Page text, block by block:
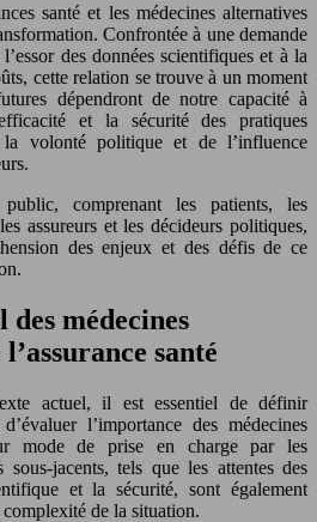
santé et les médecines alternatives
Confrontée à une demande
des données scientifiques et à la
cette relation se trouve à un moment
dépendront de notre capacité à
et la sécurité des pratiques
volonté politique et de l’influence
comprenant les patients, les
assureurs et les décideurs politiques,
des enjeux et des défis de ce
des médecines
santé
actuel, il est essentiel de définir
l’importance des médecines
mode de prise en charge par les
sous-jacents, tels que les attentes des
et la sécurité, sont également
de la situation.